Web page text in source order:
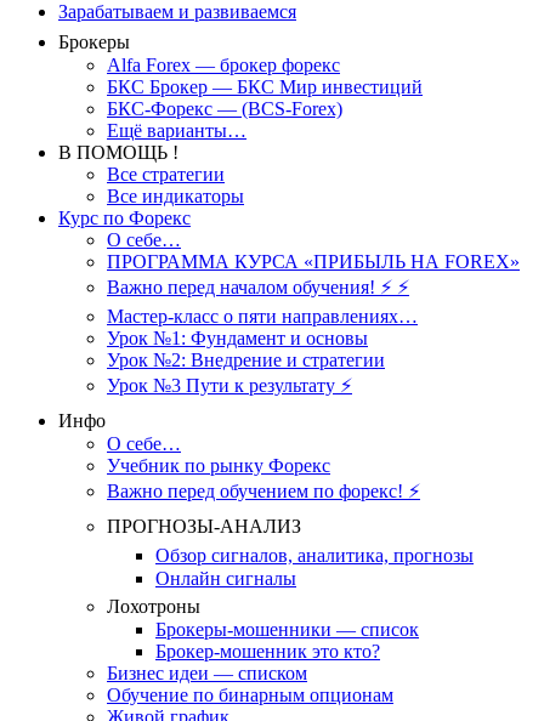
Зарабатываем и развиваемся
Брокеры
Alfa Forex — брокер форекс
БКС Брокер — БКС Мир инвестиций
БКС-Форекс — (BCS-Forex)
Ещё варианты…
В ПОМОЩЬ !
Все стратегии
Все индикаторы
Курс по Форекс
О себе…
ПРОГРАММА КУРСА «ПРИБЫЛЬ НА FOREX»
Важно перед началом обучения! ⚡ ⚡
Мастер-класс о пяти направлениях…
Урок №1: Фундамент и основы
Урок №2: Внедрение и стратегии
Урок №3 Пути к результату ⚡️
Инфо
О себе…
Учебник по рынку Форекс
Важно перед обучением по форекс! ⚡
ПРОГНОЗЫ-АНАЛИЗ
Обзор сигналов, аналитика, прогнозы
Онлайн сигналы
Лохотроны
Брокеры-мошенники — список
Брокер-мошенник это кто?
Бизнес идеи — списком
Обучение по бинарным опционам
Живой график